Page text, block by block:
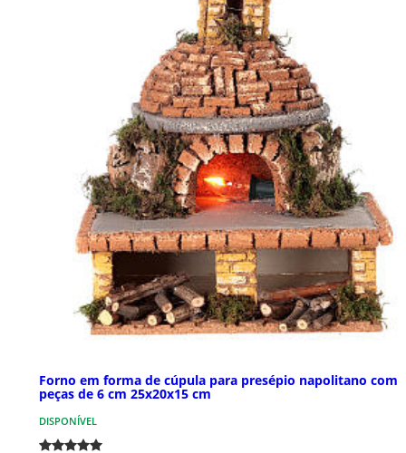
Forno em forma de cúpula para presépio napolitano com
peças de 6 cm 25x20x15 cm
DISPONÍVEL